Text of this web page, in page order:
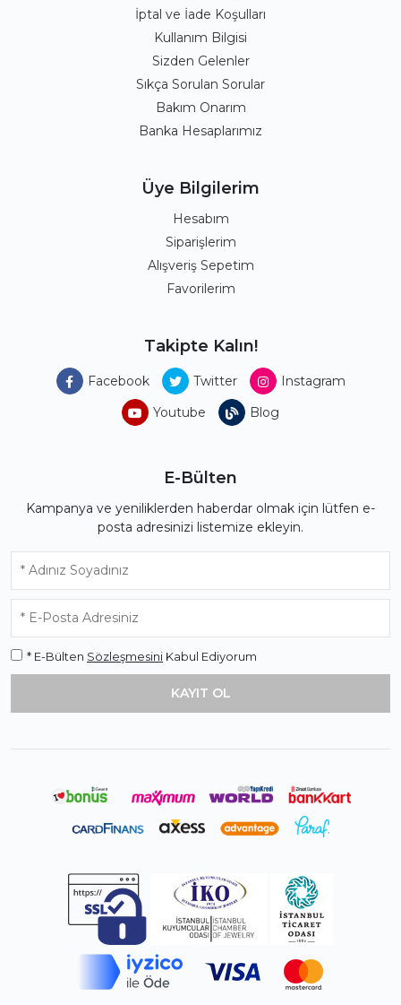
İptal ve İade Koşulları
Kullanım Bilgisi
Sizden Gelenler
Sıkça Sorulan Sorular
Bakım Onarım
Banka Hesaplarımız
Üye Bilgilerim
Hesabım
Siparişlerim
Alışveriş Sepetim
Favorilerim
Takipte Kalın!
Facebook Twitter
Instagram
Youtube
Blog
E-Bülten
Kampanya ve yeniliklerden haberdar olmak için lütfen e-
posta adresinizi listemize ekleyin.
* E-Bülten Sözleşmesini Kabul Ediyorum